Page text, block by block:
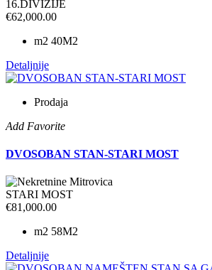
16.DIVIZIJE
€62,000.00
m2 40M2
Detaljnije
Prodaja
Add Favorite
DVOSOBAN STAN-STARI MOST
STARI MOST
€81,000.00
m2 58M2
Detaljnije